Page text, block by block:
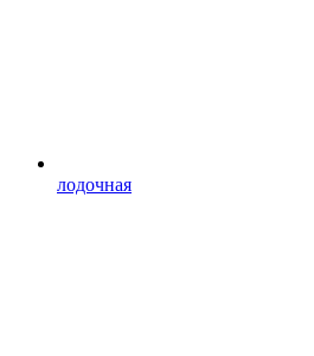
лодочная